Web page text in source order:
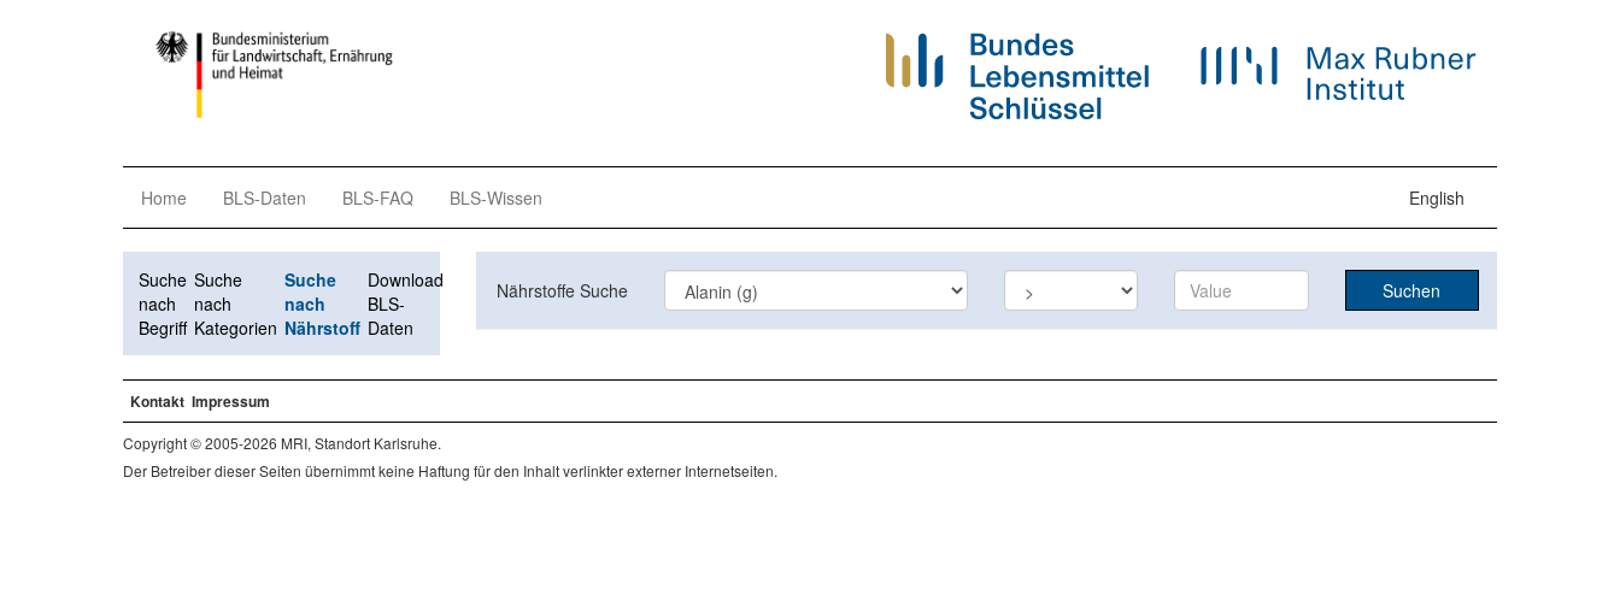
Home BLS-Daten BLS-FAQ BLS-Wissen English
Suche
nach
Begriff
Suche
nach
Kategorien
Suche
nach
Nährstoff
Download
BLS-
Daten
Nährstoffe Suche Suchen
Kontakt Impressum
Copyright © 2005-2026 MRI, Standort Karlsruhe.
Der Betreiber dieser Seiten übernimmt keine Haftung für den Inhalt verlinkter externer Internetseiten.